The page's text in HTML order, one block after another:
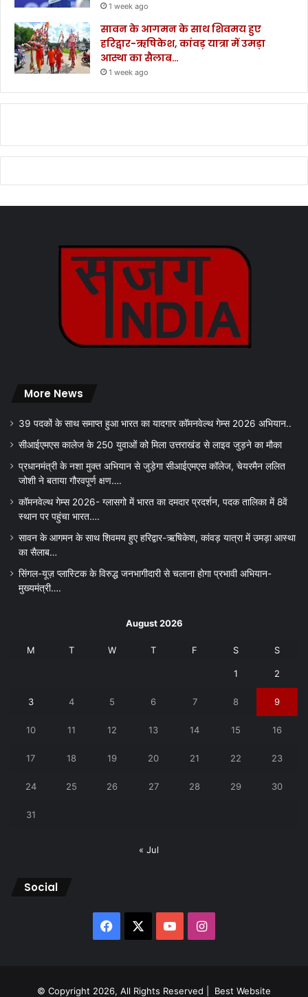
1 week ago
सावन के आगमन के साथ शिवमय हुए
हरिद्वार-ऋषिकेश, कांवड़ यात्रा में उमड़ा
आस्था का सैलाब…
1 week ago
More News
39 पदकों के साथ समाप्त हुआ भारत का यादगार कॉमनवेल्थ गेम्स 2026 अभियान..
सीआईएमएस कालेज के 250 युवाओं को मिला उत्तराखंड से लाइव जुड़ने का मौका
प्रधानमंत्री के नशा मुक्त अभियान से जुड़ेगा सीआईएमएस कॉलेज, चेयरमैन ललित
जोशी ने बताया गौरवपूर्ण क्षण….
कॉमनवेल्थ गेम्स 2026- ग्लासगो में भारत का दमदार प्रदर्शन, पदक तालिका में 8वें
स्थान पर पहुंचा भारत….
सावन के आगमन के साथ शिवमय हुए हरिद्वार-ऋषिकेश, कांवड़ यात्रा में उमड़ा आस्था
का सैलाब…
सिंगल-यूज़ प्लास्टिक के विरुद्ध जनभागीदारी से चलाना होगा प्रभावी अभियान-
मुख्यमंत्री….
August 2026
M T W T F S S
1 2
3 4 5 6 7 8 9
10 11 12 13 14 15 16
17 18 19 20 21 22 23
24 25 26 27 28 29 30
31
« Jul
Social
Facebook YouTubeInstagram
© Copyright 2026, All Rights Reserved | Best Website